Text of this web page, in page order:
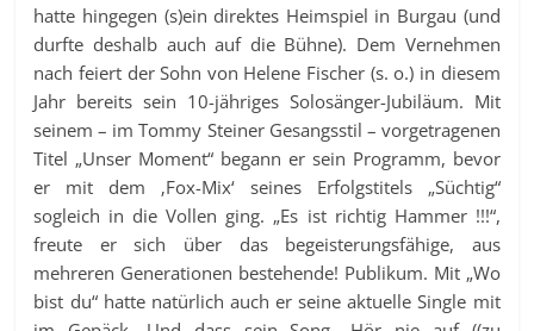
hatte hingegen (s)ein direktes Heimspiel in Burgau (und
durfte deshalb auch auf die Bühne). Dem Vernehmen
nach feiert der Sohn von Helene Fischer (s. o.) in diesem
Jahr bereits sein 10-jähriges Solosänger-Jubiläum. Mit
seinem – im Tommy Steiner Gesangsstil – vorgetragenen
Titel „Unser Moment“ begann er sein Programm, bevor
er mit dem ‚Fox-Mix‘ seines Erfolgstitels „Süchtig“
sogleich in die Vollen ging. „Es ist richtig Hammer !!!“,
freute er sich über das begeisterungsfähige, aus
mehreren Generationen bestehende! Publikum. Mit „Wo
bist du“ hatte natürlich auch er seine aktuelle Single mit